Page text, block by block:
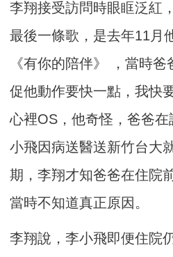
李翔接受訪問時眼眶泛紅
最後一條歌，是去年11月
《有你的陪伴》 ，當時
促他動作要快一點，我快
心裡OS，他奇怪，爸爸
小飛因病送醫送新竹台大
期，李翔才知爸爸在住院
當時不知道真正原因。
李翔說，李小飛即便住院